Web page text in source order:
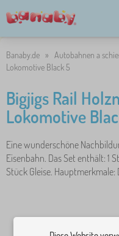
Banaby.de » Autobahnen a
Lokomotive Black 5
Bigjigs Rail
Lokomotive
Eine wunderschöne
Eisenbahn. Das Set enthält: 1
Stück Gleise. Hauptmerkmale: